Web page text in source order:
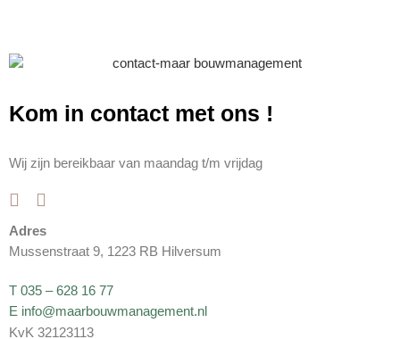
Kom in contact met ons !
Wij zijn bereikbaar van maandag t/m vrijdag
Adres
Mussenstraat 9, 1223 RB Hilversum
T 035 – 628 16 77
E info@maarbouwmanagement.nl
KvK 32123113